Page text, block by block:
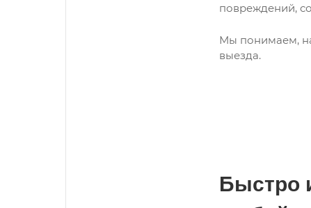
повреждений,
Мы понимаем,
выезда.
Быстро